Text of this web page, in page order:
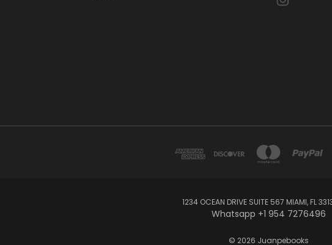
1234 OCEAN DRIVE SUITE 567 MIAMI, FL
Whatsapp +1 954 7276496
© 2026 Juanpebooks